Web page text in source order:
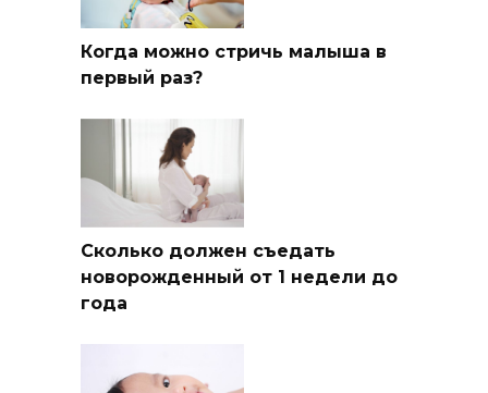
Когда можно стричь малыша в
первый раз?
Сколько должен съедать
новорожденный от 1 недели до
года